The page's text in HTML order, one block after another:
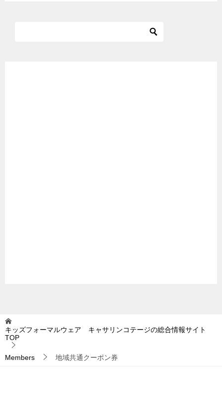
キッズフォーマルウェア キャサリンコテージの総合情報サイト
TOP
Members 地域共通クーポン券